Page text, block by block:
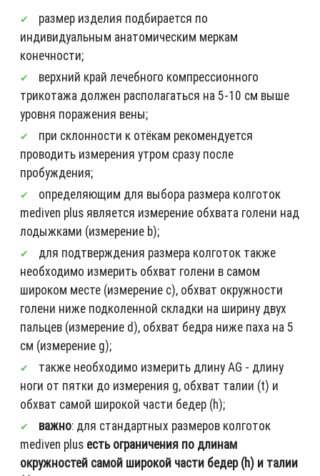
размер изделия подбирается по
индивидуальным анатомическим меркам
конечности;
верхний край лечебного компрессионного
трикотажа должен располагаться на 5-10 см выше
уровня поражения вены;
при склонности к отёкам рекомендуется
проводить измерения утром сразу после
пробуждения;
определяющим для выбора размера колготок
mediven plus является измерение обхвата голени над
лодыжками (измерение b);
для подтверждения размера колготок также
необходимо измерить обхват голени в самом
широком месте (измерение c), обхват окружности
голени ниже подколенной складки на ширину двух
пальцев (измерение d), обхват бедра ниже паха на 5
см (измерение g);
также необходимо измерить длину AG - длину
ноги от пятки до измерения g, обхват талии (t) и
обхват самой широкой части бедер (h);
важно: для стандартных размеров колготок
mediven plus есть ограничения по длинам
окружностей самой широкой части бедер (h) и талии